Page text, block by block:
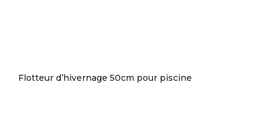
Flotteur d’hivernage 50cm pour piscine